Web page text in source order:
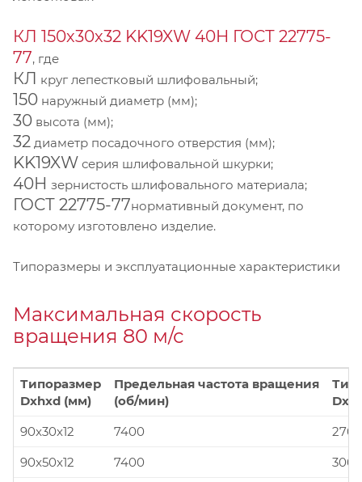
КЛ 150х30х32 KK19XW 40Н ГОСТ 22775-
77, где
КЛ круг лепестковый шлифовальный;
150 наружный диаметр (мм);
30 высота (мм);
32 диаметр посадочного отверстия (мм);
KK19XW серия шлифовальной шкурки;
40Н зернистость шлифовального материала;
ГОСТ 22775-77нормативный документ, по
которому изготовлено изделие.
Типоразмеры и эксплуатационные характеристики
Максимальная скорость
вращения 80 м/с
Типоразмер
Dxhxd (мм)
Предельная частота вращения
(об/мин)
90x30x12
7400
90x50x12
7400